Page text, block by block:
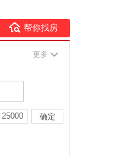
帮你找房
更多